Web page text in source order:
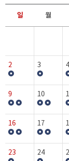
일 월
2 3 4
9 10
16 17
23 24